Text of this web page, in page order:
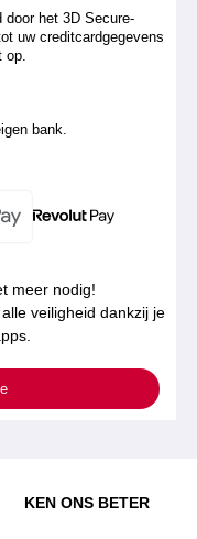
door het 3D Secure-
uw creditcardgegevens
op.
bank.
meer nodig!
veiligheid dankzij je
KEN ONS BETER